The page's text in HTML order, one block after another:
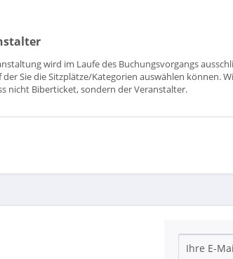
wird im Laufe des Buchungsvorgangs
der Sie die Sitzplätze/Kategorien auswählen
nicht Biberticket, sondern der Veranstalter.